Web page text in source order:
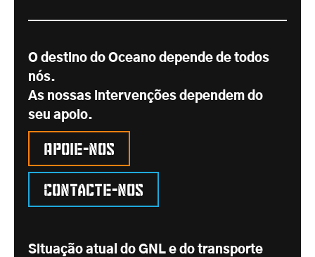
O destino do Oceano depende de todos
nós.
As nossas intervenções dependem do
seu apoio.
Apoie-nos
Contacte-nos
Situação atual do GNL e do transporte